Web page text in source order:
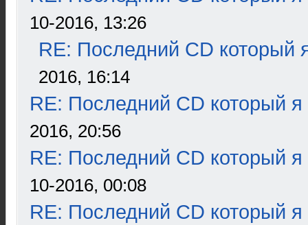
10-2016, 13:26
RE: Последний CD который
2016, 16:14
RE: Последний CD который я
2016, 20:56
RE: Последний CD который я
10-2016, 00:08
RE: Последний CD который я